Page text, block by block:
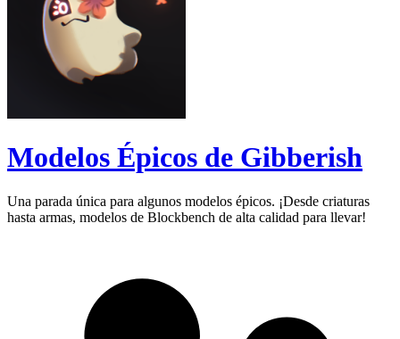
Modelos Épicos de Gibberish
Una parada única para algunos modelos épicos. ¡Desde criaturas
hasta armas, modelos de Blockbench de alta calidad para llevar!